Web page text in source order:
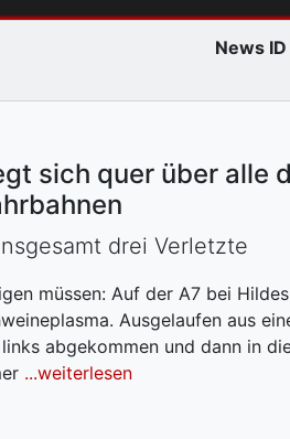
News ID
sich quer über alle
drei Verletzte
müssen: Auf der A7 bei
Ausgelaufen aus
abgekommen und dann in
...weiterlesen